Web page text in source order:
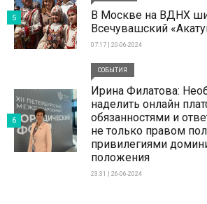
В Москве на ВДНХ
Всечувашский
07:17 | 20-06-2024
5
СОБЫТИЯ
Ирина Филатова:
наделить онлайн
обязанностями и
не только правом
привилегиями
положения
23:31 | 26-06-2024
6